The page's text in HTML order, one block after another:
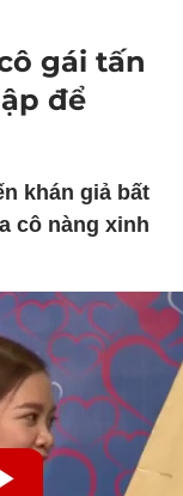
gái tấn
để
khán giả bất
cô nàng xinh